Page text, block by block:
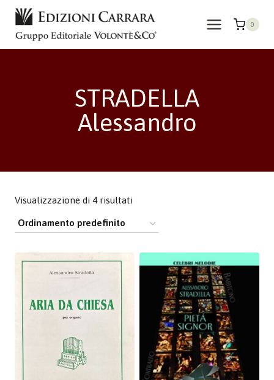
Salta
contenuto
0
STRADELLA
Alessandro
Visualizzazione di 4 risultati